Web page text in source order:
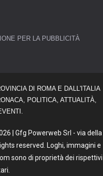
PER LA PUBBLICITÀ
DI ROMA E DALL'ITALIA
POLITICA, ATTUALITÀ,
| Gfg Powerweb Srl - via della
reserved. Loghi, immagini e
sono di proprietà dei rispettivi